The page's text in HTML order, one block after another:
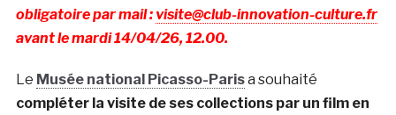
obligatoire par mail : visite@club-innovation-culture.fr
avant le mardi 14/04/26, 12.00.
Le Musée national Picasso-Parisa souhaité
compléter la visite de ses collections par un film en